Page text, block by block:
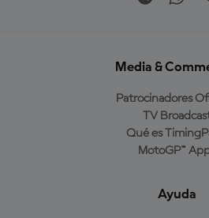
Media &
Patrocinadores
TV
Qué es
MotoGP™
Ayuda